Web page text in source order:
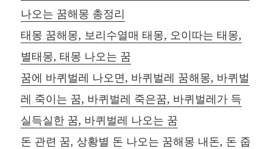
나오는 꿈해몽 총정리
태몽 꿈해몽, 보리수열매 태몽, 오이따는 태몽,
별태몽, 태몽 나오는 꿈
꿈에 바퀴벌레 나오면, 바퀴벌레 꿈해몽, 바퀴벌
레 죽이는 꿈, 바퀴벌레 죽은꿈, 바퀴벌레가 득
실득실한 꿈, 바퀴벌레 나오는 꿈
돈 관련 꿈, 상황별 돈 나오는 꿈해몽 내돈, 돈 줍